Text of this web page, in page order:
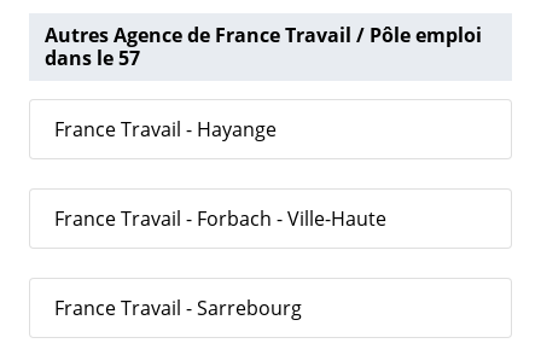
Autres Agence de France Travail / Pôle emploi
dans le 57
France Travail - Hayange
France Travail - Forbach - Ville-Haute
France Travail - Sarrebourg